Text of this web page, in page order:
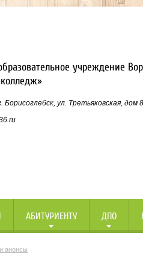
учреждение
ул. Третьяковская, дом 8
АБИТУРИЕНТУ ДПО
анонсы